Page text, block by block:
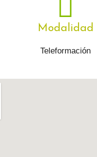
Modalidad
Teleformación